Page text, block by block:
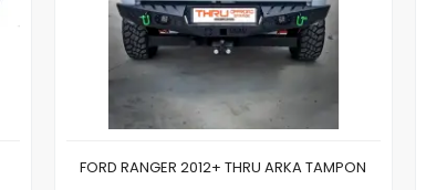
FORD RANGER 2012+ THRU ARKA TAMPON